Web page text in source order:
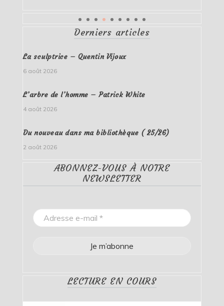
Derniers articles
La sculptrice – Quentin Vijoux
6 août 2026
L’arbre de l’homme – Patrick White
4 août 2026
Du nouveau dans ma bibliothèque ( 25/26)
2 août 2026
ABONNEZ-VOUS À NOTRE
NEWSLETTER
LECTURE EN COURS